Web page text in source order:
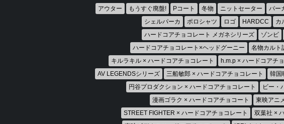
アウター もうすぐ廃盤! Pコート 冬物 ニットセーター パー
シェルパーカ
ポロシャツ ロゴ HARDCC カ
ハードコアチョコレート メガネシリーズ
ゾンビ
ハードコアチョコレート×ヘッドグーニー
名物カルト
キルラキル × ハードコアチョコレート
h.m.p × ハードコアチ
AV LEGENDSシリーズ
三船敏郎 × ハードコアチョコレート 韓国
円谷プロダクション × ハードコアチョコレート
ビー・
漫画ゴラク × ハードコアチョコート
東映アニ
STREET FIGHTER × ハードコアチョコレート
双葉社 ×